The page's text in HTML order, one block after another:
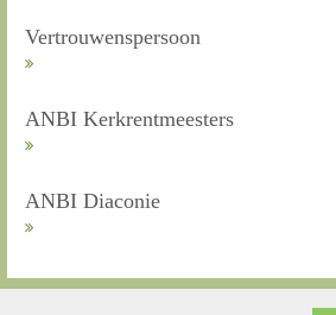
Vertrouwenspersoon
ANBI Kerkrentmeesters
ANBI Diaconie